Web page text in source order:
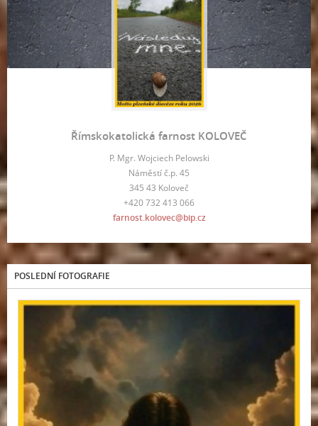
Římskokatolická farnost KOLOVEČ
P. Mgr. Wojciech Pelowski
Náměstí č.p. 45
345 43 Koloveč
+420 732 413 066
farnost.kolovec@bip.cz
POSLEDNÍ FOTOGRAFIE